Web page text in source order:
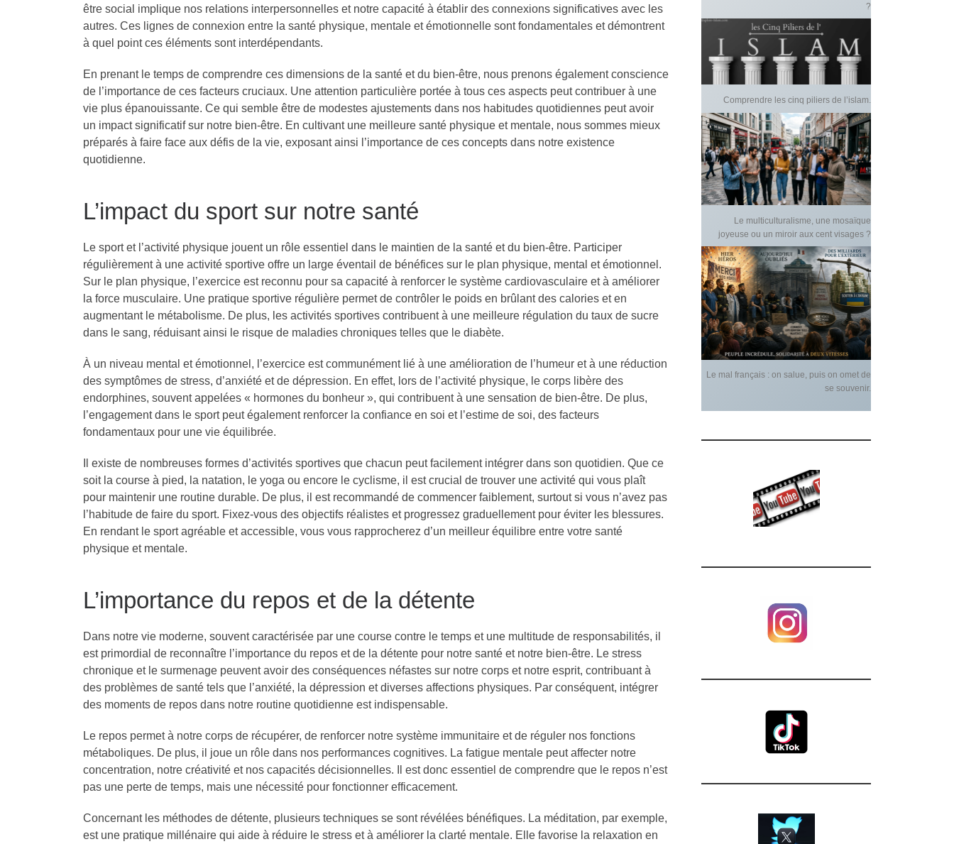
être social implique nos relations interpersonnelles et notre capacité à établir des connexions significatives avec les
autres. Ces lignes de connexion entre la santé physique, mentale et émotionnelle sont fondamentales et démontrent
à quel point ces éléments sont interdépendants.
En prenant le temps de comprendre ces dimensions de la santé et du bien-être, nous prenons également conscience
de l’importance de ces facteurs cruciaux. Une attention particulière portée à tous ces aspects peut contribuer à une
vie plus épanouissante. Ce qui semble être de modestes ajustements dans nos habitudes quotidiennes peut avoir
un impact significatif sur notre bien-être. En cultivant une meilleure santé physique et mentale, nous sommes mieux
préparés à faire face aux défis de la vie, exposant ainsi l’importance de ces concepts dans notre existence
quotidienne.
L’impact du sport sur notre santé
Le sport et l’activité physique jouent un rôle essentiel dans le maintien de la santé et du bien-être. Participer
régulièrement à une activité sportive offre un large éventail de bénéfices sur le plan physique, mental et émotionnel.
Sur le plan physique, l’exercice est reconnu pour sa capacité à renforcer le système cardiovasculaire et à améliorer
la force musculaire. Une pratique sportive régulière permet de contrôler le poids en brûlant des calories et en
augmentant le métabolisme. De plus, les activités sportives contribuent à une meilleure régulation du taux de sucre
dans le sang, réduisant ainsi le risque de maladies chroniques telles que le diabète.
À un niveau mental et émotionnel, l’exercice est communément lié à une amélioration de l’humeur et à une réduction
des symptômes de stress, d’anxiété et de dépression. En effet, lors de l’activité physique, le corps libère des
endorphines, souvent appelées « hormones du bonheur », qui contribuent à une sensation de bien-être. De plus,
l’engagement dans le sport peut également renforcer la confiance en soi et l’estime de soi, des facteurs
fondamentaux pour une vie équilibrée.
Il existe de nombreuses formes d’activités sportives que chacun peut facilement intégrer dans son quotidien. Que ce
soit la course à pied, la natation, le yoga ou encore le cyclisme, il est crucial de trouver une activité qui vous plaît
pour maintenir une routine durable. De plus, il est recommandé de commencer faiblement, surtout si vous n’avez pas
l’habitude de faire du sport. Fixez-vous des objectifs réalistes et progressez graduellement pour éviter les blessures.
En rendant le sport agréable et accessible, vous vous rapprocherez d’un meilleur équilibre entre votre santé
physique et mentale.
L’importance du repos et de la détente
Dans notre vie moderne, souvent caractérisée par une course contre le temps et une multitude de responsabilités, il
est primordial de reconnaître l’importance du repos et de la détente pour notre santé et notre bien-être. Le stress
chronique et le surmenage peuvent avoir des conséquences néfastes sur notre corps et notre esprit, contribuant à
des problèmes de santé tels que l’anxiété, la dépression et diverses affections physiques. Par conséquent, intégrer
des moments de repos dans notre routine quotidienne est indispensable.
Le repos permet à notre corps de récupérer, de renforcer notre système immunitaire et de réguler nos fonctions
métaboliques. De plus, il joue un rôle dans nos performances cognitives. La fatigue mentale peut affecter notre
concentration, notre créativité et nos capacités décisionnelles. Il est donc essentiel de comprendre que le repos n’est
pas une perte de temps, mais une nécessité pour fonctionner efficacement.
Concernant les méthodes de détente, plusieurs techniques se sont révélées bénéfiques. La méditation, par exemple,
est une pratique millénaire qui aide à réduire le stress et à améliorer la clarté mentale. Elle favorise la relaxation en
?
Comprendre les cinq piliers de l’islam.
Le multiculturalisme, une mosaïque
joyeuse ou un miroir aux cent visages ?
Le mal français : on salue, puis on omet de
se souvenir.